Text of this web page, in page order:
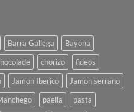
Barra Gallega
Bayona
chorizo
fideos
Jamon Iberico
Jamon serrano
paella
pasta